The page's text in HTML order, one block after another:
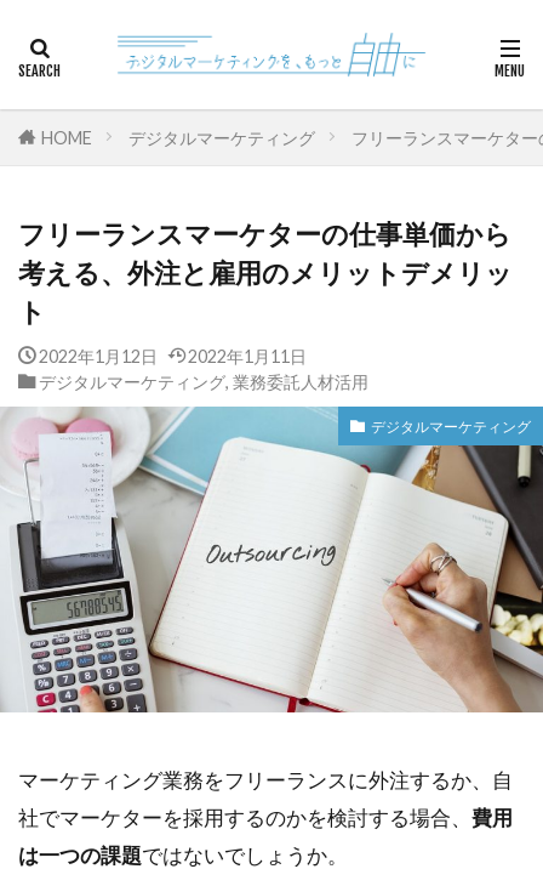
HOME デジタルマーケティング フリーランスマーケタ
フリーランスマーケターの仕事単価から
考える、外注と雇用のメリットデメリッ
ト
2022年1月12日
2022年1月11日
デジタルマーケティング, 業務委託人材活用
デジタルマーケティング
マーケティング業務をフリーランスに外注するか、自
社でマーケターを採用するのかを検討する場合、 費用
は一つの課題ではないでしょうか。